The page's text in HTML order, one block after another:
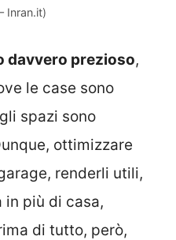
Inran.it)
davvero prezioso,
le case sono
spazi sono
ottimizzare
renderli utili,
in più di casa,
di tutto, però,